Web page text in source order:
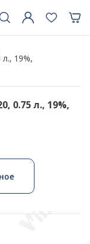
19%,
0.75 л., 19%,